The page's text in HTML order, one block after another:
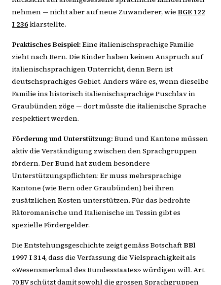
nehmen — nicht aber auf neue Zuwanderer, wie BGE 122
I 236klarstellte.
Praktisches Beispiel: Eine italienischsprachige Familie
zieht nach Bern. Die Kinder haben keinen Anspruch auf
italienischsprachigen Unterricht, denn Bern ist
deutschsprachiges Gebiet. Anders wäre es, wenn dieselbe
Familie ins historisch italienischsprachige Puschlav in
Graubünden zöge — dort müsste die italienische Sprache
respektiert werden.
Förderung und Unterstützung: Bund und Kantone müssen
aktiv die Verständigung zwischen den Sprachgruppen
fördern. Der Bund hat zudem besondere
Unterstützungspflichten: Er muss mehrsprachige
Kantone (wie Bern oder Graubünden) bei ihren
zusätzlichen Kosten unterstützen. Für das bedrohte
Rätoromanische und Italienische im Tessin gibt es
spezielle Fördergelder.
Die Entstehungsgeschichte zeigt gemäss BotschaftBBl
1997 I 314, dass die Verfassung die Vielsprachigkeit als
«Wesensmerkmal des Bundesstaates» würdigen will. Art.
70 BV schützt damit sowohl die grossen Sprachgruppen